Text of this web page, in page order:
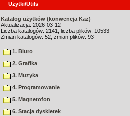
Użytki/Utils
Katalog użytków (konwencja Kaz)
Aktualizacja: 2026-03-12
Liczba katalogów: 2141, liczba plików: 10533
Zmian katalogów: 52, zmian plików: 93
1. Biuro
2. Grafika
3. Muzyka
4. Programowanie
5. Magnetofon
6. Stacja dyskietek